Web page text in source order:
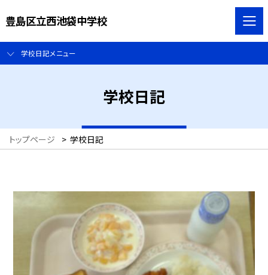
豊島区立西池袋中学校
学校日記メニュー
学校日記
トップページ > 学校日記